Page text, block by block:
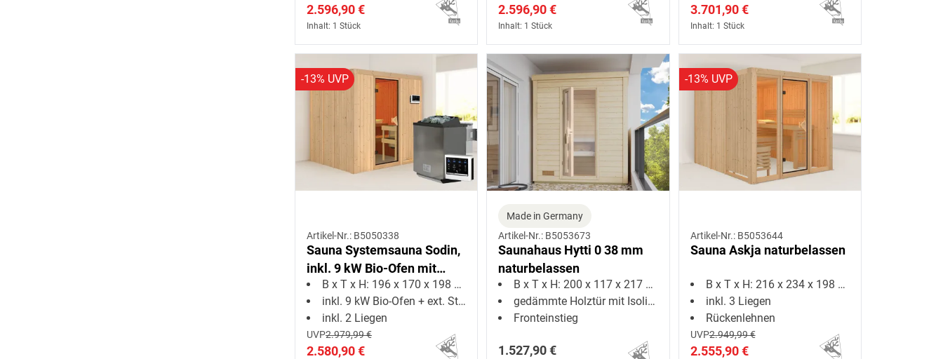
2.596,90 €
Inhalt: 1 Stück
2.596,90 €
Inhalt: 1 Stück
3.701,90 €
Inhalt: 1 Stück
-13% UVP
Artikel-Nr.: B5050338
Sauna Systemsauna Sodin,
inkl. 9 kW Bio-Ofen mit
externer Steuerung
B x T x H: 196 x 170 x 198 cm
inkl. 9 kW Bio-Ofen + ext. Steuerung
inkl. 2 Liegen
UVP2.979,99 €
2.580,90 €
Made in Germany
Artikel-Nr.: B5053673
Saunahaus Hytti 0 38 mm
naturbelassen
B x T x H: 200 x 117 x 217 cm
gedämmte Holztür mit Isolierglas
Fronteinstieg
1.527,90 €
-13% UVP
Artikel-Nr.: B5053644
Sauna Askja naturbelassen
B x T x H: 216 x 234 x 198 cm
inkl. 3 Liegen
Rückenlehnen
UVP2.949,99 €
2.555,90 €